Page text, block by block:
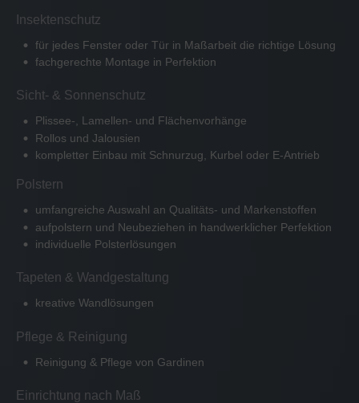
Insektenschutz
für jedes Fenster oder Tür in Maßarbeit die richtige Lösung
fachgerechte Montage in Perfektion
Sicht- & Sonnenschutz
Plissee-, Lamellen- und Flächenvorhänge
Rollos und Jalousien
kompletter Einbau mit Schnurzug, Kurbel oder E-Antrieb
Polstern
umfangreiche Auswahl an Qualitäts- und Markenstoffen
aufpolstern und Neubeziehen in handwerklicher Perfektion
individuelle Polsterlösungen
Tapeten & Wandgestaltung
kreative Wandlösungen
Pflege & Reinigung
Reinigung & Pflege von Gardinen
Einrichtung nach Maß